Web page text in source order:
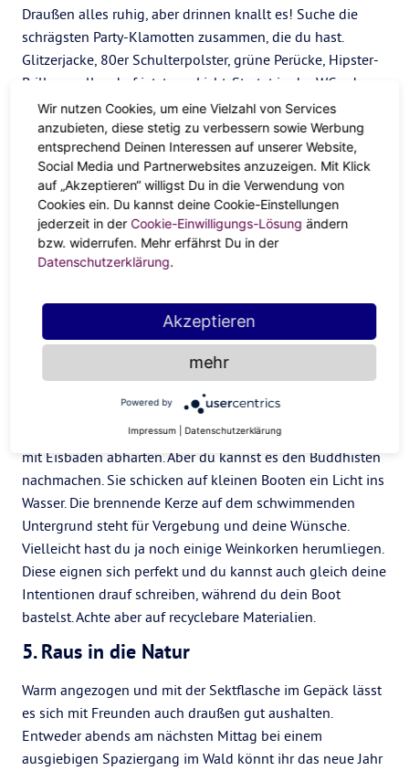
Draußen alles ruhig, aber drinnen knallt es! Suche die
schrägsten Party-Klamotten zusammen, die du hast.
Glitzerjacke, 80er Schulterpolster, grüne Perücke, Hipster-
Brillen – alles darf jetzt ans Licht. Startet in der WG oder
mit deiner Familie den Contest für das beste Party-Outfit.
Du bist solo zu Hause? Dann mach dein eigenes Shooting
und lass deine Freunde per Whatsapp entscheiden, was
du anziehen kannst, wenn tanzen gehen wieder möglich
ist.
3. Richtig aufdrehen
Wann sonst kann man die Musik so laut aufdrehen und
Silvester? Spiel deine Lieblings-Playlist und genieße die
Party-Stimmung zuhause! Mitsingen unbedingt
4. Ab ins Wasser
Nein, du musst nicht zum nächsten See und dich für 2021
mit Eisbaden abhärten. Aber du kannst es den Buddhisten
nachmachen. Sie schicken auf kleinen Booten ein Licht ins
Wasser. Die brennende Kerze auf dem schwimmenden
Untergrund steht für Vergebung und deine Wünsche.
Vielleicht hast du ja noch einige Weinkorken herumliegen.
Diese eignen sich perfekt und du kannst auch gleich deine
Intentionen drauf schreiben, während du dein Boot
bastelst. Achte aber auf recyclebare Materialien.
5. Raus in die Natur
Warm angezogen und mit der Sektflasche im Gepäck lässt
es sich mit Freunden auch draußen gut aushalten.
Entweder abends am nächsten Mittag bei einem
ausgiebigen Spaziergang im Wald könnt ihr das neue Jahr
Wir nutzen Cookies, um eine Vielzahl von Services
anzubieten, diese stetig zu verbessern sowie Werbung
entsprechend Deinen Interessen auf unserer Website,
Social Media und Partnerwebsites anzuzeigen. Mit Klick
auf „Akzeptieren“ willigst Du in die Verwendung von
Cookies ein. Du kannst deine Cookie-Einstellungen
jederzeit in der Cookie-Einwilligungs-Lösung ändern
bzw. widerrufen. Mehr erfährst Du in der
Datenschutzerklärung.
Akzeptieren
mehr
Powered by
Impressum Datenschutzerklärung